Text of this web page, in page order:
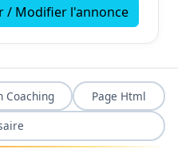
/ Modifier l'annonce
Coaching
Page Html